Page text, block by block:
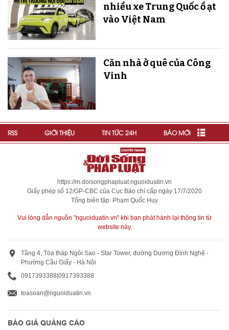
nhiều xe Trung Quốc ồ ạt
vào Việt Nam
Căn nhà ở quê của Công
Vinh
RSS GIỚI THIỆU TIN TỨC 24H BÁO MỚI
https://m.doisongphapluat.nguoiduatin.vn
Giấy phép số 12/GP-CBC của Cục Báo chí cấp ngày 17/7/2020
Tổng biên tập: Phạm Quốc Huy
Vui lòng dẫn nguồn "nguoiduatin.vn" khi bạn phát hành lại thông tin từ
website này.
Tầng 4, Tòa tháp Ngôi Sao - Star Tower, đường Dương Đình Nghệ -
Phường Cầu Giấy - Hà Nội
0917393388 0917393388
toasoan@nguoiduatin.vn
BÁO GIÁ QUẢNG CÁO